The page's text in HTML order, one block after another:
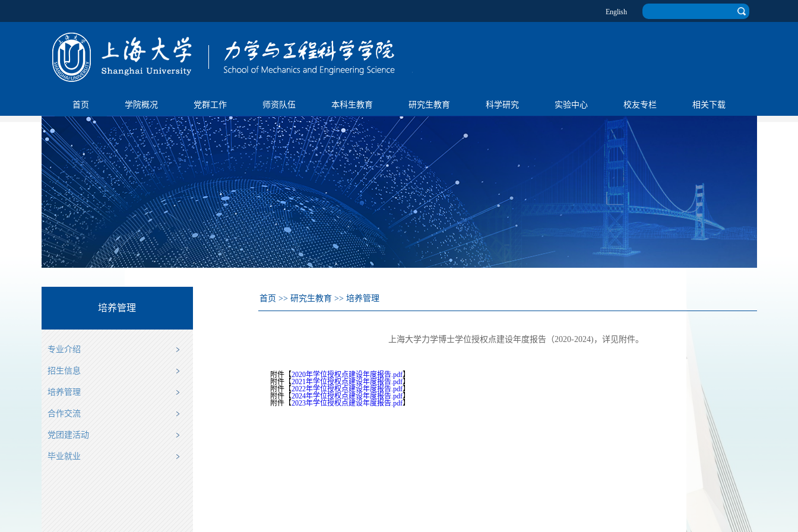
English
首页 学院概况 党群工作 师资队伍 本科生教育 研究生教育 科学研究 实验中心 校友专栏 相关下载
培养管理
专业介绍
招生信息
培养管理
合作交流
党团建活动
毕业就业
首页 >> 研究生教育 >> 培养管理
上海大学力学博士学位授权点建设年度报告（2020-2024)，详见附件。
附件【2020年学位授权点建设年度报告.pdf】
附件【2021年学位授权点建设年度报告.pdf】
附件【2022年学位授权点建设年度报告.pdf】
附件【2024年学位授权点建设年度报告.pdf】
附件【2023年学位授权点建设年度报告.pdf】